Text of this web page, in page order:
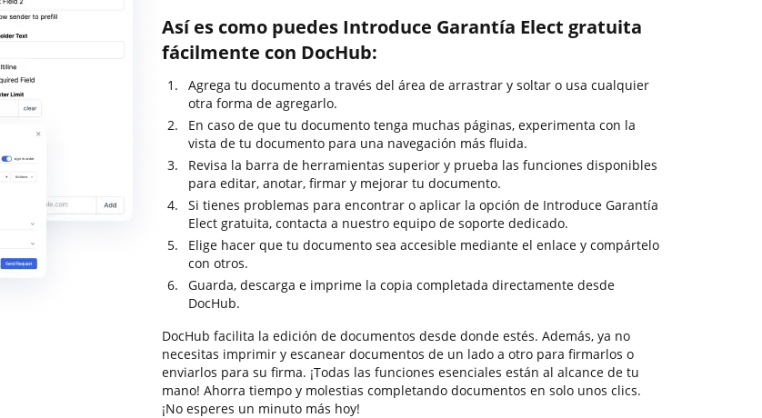
Así es como puedes Introduce Garantía Elect gratuita
fácilmente con DocHub:
Agrega tu documento a través del área de arrastrar y soltar o usa cualquier
otra forma de agregarlo.
En caso de que tu documento tenga muchas páginas, experimenta con la
vista de tu documento para una navegación más fluida.
Revisa la barra de herramientas superior y prueba las funciones disponibles
para editar, anotar, firmar y mejorar tu documento.
Si tienes problemas para encontrar o aplicar la opción de Introduce Garantía
Elect gratuita, contacta a nuestro equipo de soporte dedicado.
Elige hacer que tu documento sea accesible mediante el enlace y compártelo
con otros.
Guarda, descarga e imprime la copia completada directamente desde
DocHub.
DocHub facilita la edición de documentos desde donde estés. Además, ya no
necesitas imprimir y escanear documentos de un lado a otro para firmarlos o
enviarlos para su firma. ¡Todas las funciones esenciales están al alcance de tu
mano! Ahorra tiempo y molestias completando documentos en solo unos clics.
¡No esperes un minuto más hoy!